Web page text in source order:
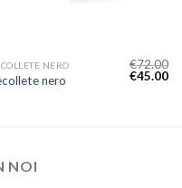
NERO
nero
€72.00
€45.00
NOI